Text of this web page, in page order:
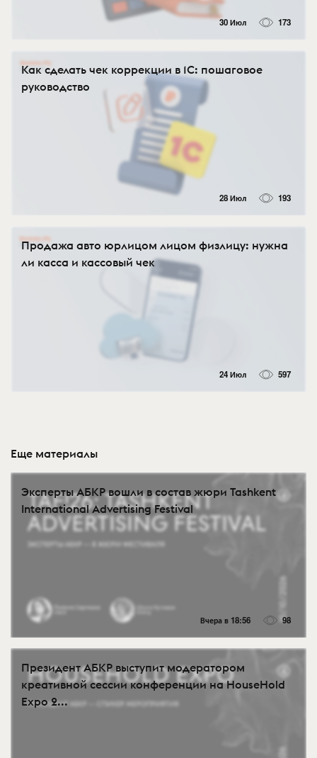
30 Июл 173
Как сделать чек коррекции в 1С: пошаговое
руководство
28 Июл 193
Продажа авто юрлицом лицом физлицу: нужна
ли касса и кассовый чек
24 Июл 597
Еще материалы
Эксперты АБКР вошли в состав жюри Tashkent
International Advertising Festival
Вчера в 18:56 98
Президент АБКР выступит модератором
креативной сессии конференции на HouseHold
Expo 2...